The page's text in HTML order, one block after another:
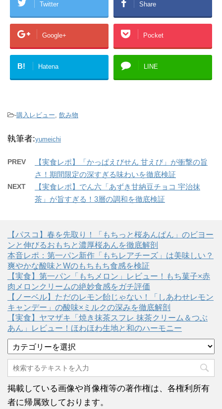
Twitter Share
Google+ Pocket
B! Hatena LINE
-購入レビュー 飲み物
執筆者:yumeichi
PREV
【実食レポ】「かっぱえびせん 甘えび」が衝撃の旨
さ！期間限定の深すぎる味わいを徹底検証
NEXT
【実食レポ】でん六「あずき甘納豆チョコ 宇治抹
茶」が旨すぎる！3層の調和を徹底検証
【パスコ】春を先取り！「もちっと桜あんぱん」のビヨー
ンと伸びるおもちと濃厚桜あんを徹底解剖
本音レポ：第一パン新作「もちレアチーズ」は美味しい？
爽やかな酸味とWのもちもち食感を検証
【実食】第一パン「もちメロン」レビュー！もち菓子×赤
肉メロンクリームの絶妙食感をガチ評価
【ノーベル】ただのレモン飴じゃない！「しあわせレモン
キャンデー」の酸味×ミルクの深みを徹底解剖
【実食】ヤマザキ「焼き抹茶スフレ 抹茶クリーム＆つぶ
あん」レビュー！ほわほわ生地と和のハーモニー
テ
ゴ
リ
ー
掲載している画像や肖像権等の著作権は、各権利所有
者に帰属致しております。